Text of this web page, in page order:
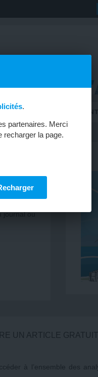
de toute
journal ou
UN ARTICLE
à l’ensemble des
.
partenaires. Merci
recharger la page.